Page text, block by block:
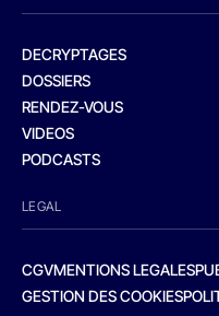
DECRYPTAGES
DOSSIERS
RENDEZ-VOUS
VIDEOS
PODCASTS
LEGAL
CGVMENTIONS LEGALES
GESTION DES COOKIES